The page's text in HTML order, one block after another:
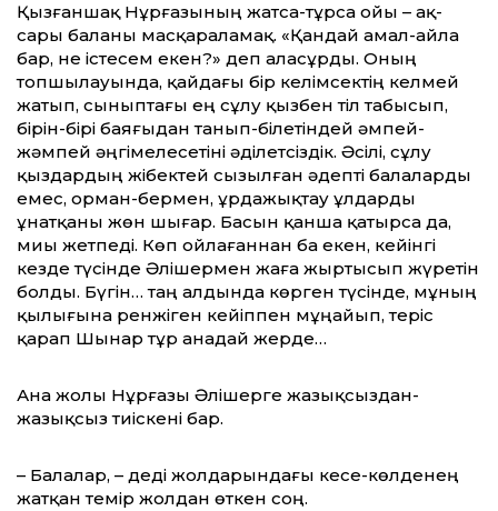
Қызғаншақ Нұрғазының жатса-тұрса ойы – ақ-
сары баланы масқараламақ. «Қандай амал-айла
бар, не істесем екен?» деп аласұрды. Оның
топшылауында, қайдағы бір келімсектің келмей
жатып, сыныптағы ең сұлу қызбен тіл табысып,
бірін-бірі баяғыдан танып-білетіндей әмпей-
жәмпей әңгімелесетіні әділетсіздік. Әсілі, сұлу
қыздардың жібектей сызылған әдепті балаларды
емес, орман-бермен, ұрдажықтау ұлдарды
ұнатқаны жөн шығар. Басын қанша қатырса да,
миы жетпеді. Көп ойлағаннан ба екен, кейінгі
кезде түсінде Әлішермен жаға жыртысып жүретін
болды. Бүгін… таң алдында көрген түсінде, мұның
қылығына ренжіген кейіппен мұңайып, теріс
қарап Шынар тұр анадай жерде…
Ана жолы Нұрғазы Әлішерге жазық­сыздан-
жазықсыз тиіскені бар.
– Балалар, – деді жолдарындағы кесе-көлденең
жатқан темір жолдан өткен соң.